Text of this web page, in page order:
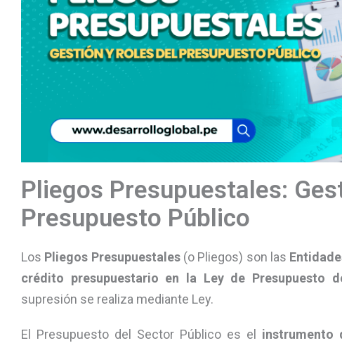
Pliegos Presupuestales:
Presupuesto Público
Los Pliegos Presupuestales (o Pliegos) son las
crédito presupuestario en la Ley de Presupuesto
supresión se realiza mediante Ley.
El Presupuesto del Sector Público es el instrumento